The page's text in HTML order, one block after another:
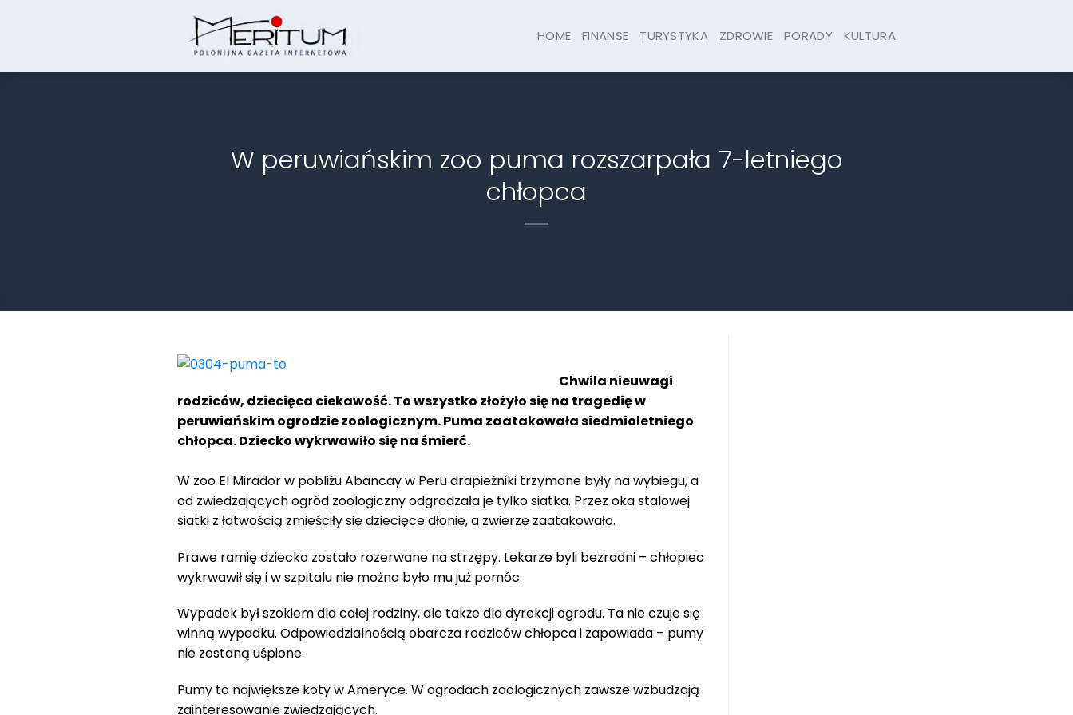
HOME FINANSE TURYSTYKA ZDROWIE PORADY KULTURA
W peruwiańskim zoo puma rozszarpała 7-letniego
chłopca
Chwila nieuwagi
rodziców, dziecięca ciekawość. To wszystko złożyło się na tragedię w
peruwiańskim ogrodzie zoologicznym. Puma zaatakowała siedmioletniego
chłopca. Dziecko wykrwawiło się na śmierć.
W zoo El Mirador w pobliżu Abancay w Peru drapieżniki trzymane były na wybiegu, a
od zwiedzających ogród zoologiczny odgradzała je tylko siatka. Przez oka stalowej
siatki z łatwością zmieściły się dziecięce dłonie, a zwierzę zaatakowało.
Prawe ramię dziecka zostało rozerwane na strzępy. Lekarze byli bezradni – chłopiec
wykrwawił się i w szpitalu nie można było mu już pomóc.
Wypadek był szokiem dla całej rodziny, ale także dla dyrekcji ogrodu. Ta nie czuje się
winną wypadku. Odpowiedzialnością obarcza rodziców chłopca i zapowiada – pumy
nie zostaną uśpione.
Pumy to największe koty w Ameryce. W ogrodach zoologicznych zawsze wzbudzają
zainteresowanie zwiedzających.